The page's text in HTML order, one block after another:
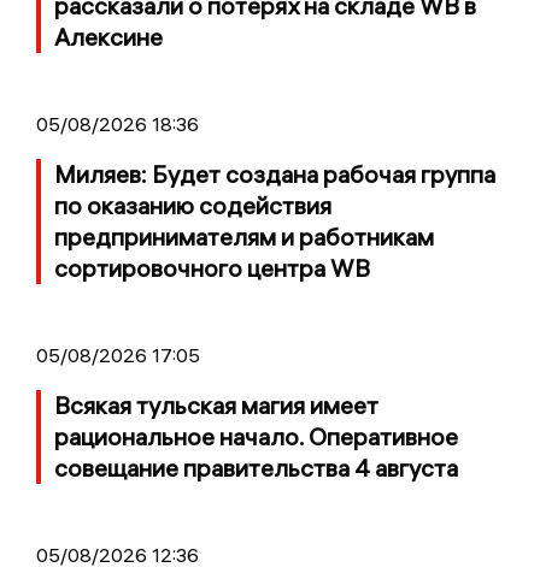
Алексине
05/08/2026 18:36
Миляев: Будет создана рабочая группа
по оказанию содействия
предпринимателям и работникам
сортировочного центра WB
05/08/2026 17:05
Всякая тульская магия имеет
рациональное начало. Оперативное
совещание правительства 4 августа
05/08/2026 12:36